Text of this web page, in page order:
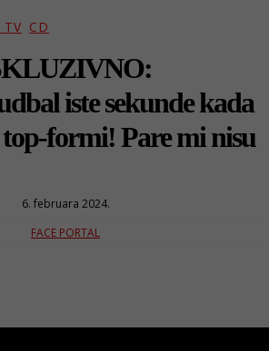
TV CD
iste sekunde kada
formi! Pare mi nisu
6. februara 2024.
FACE PORTAL